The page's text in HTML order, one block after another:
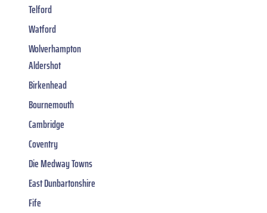
Telford
Watford
Wolverhampton
Aldershot
Birkenhead
Bournemouth
Cambridge
Coventry
Die Medway Towns
East Dunbartonshire
Fife